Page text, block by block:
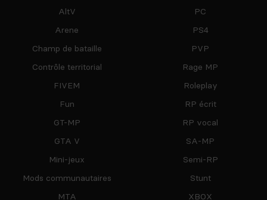
AltV
Arene
Champ de bataille
Contrôle territorial
FIVEM
Fun
GT-MP
GTA V
Mini-jeux
Mods communautaires
MTA
PC
PS4
PVP
Rage MP
Roleplay
RP écrit
RP vocal
SA-MP
Semi-RP
Stunt
XBOX